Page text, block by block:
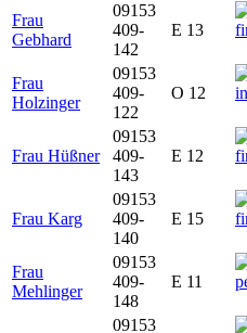
Frau
Gebhard
09153
409-
142
E 13
Frau
Holzinger
09153
409-
122
O 12
Frau Hüßner
09153
409-
143
E 12
Frau Karg
09153
409-
140
E 15
Frau
Mehlinger
09153
409-
148
E 11
09153